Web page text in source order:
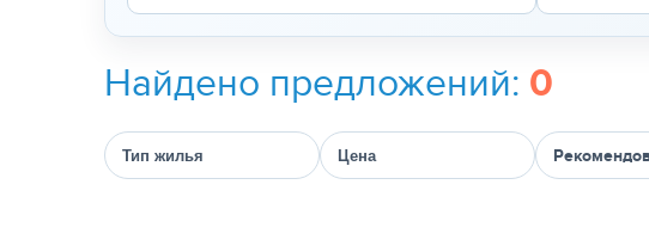
Найдено предложений: 0
Тип жилья Цена
Сортировка